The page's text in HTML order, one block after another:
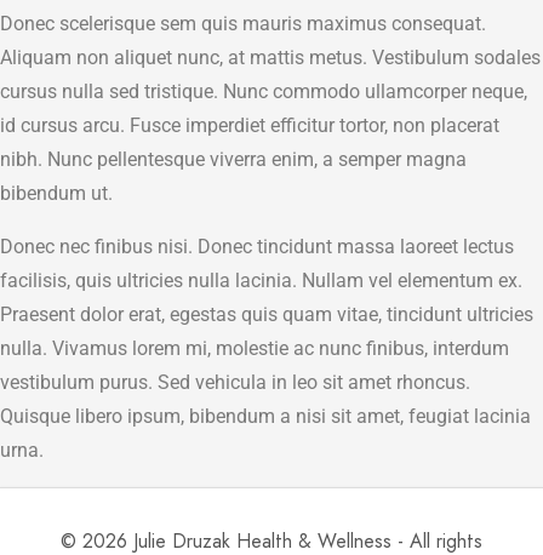
Donec scelerisque sem quis mauris maximus consequat.
Aliquam non aliquet nunc, at mattis metus. Vestibulum sodales
cursus nulla sed tristique. Nunc commodo ullamcorper neque,
id cursus arcu. Fusce imperdiet efficitur tortor, non placerat
nibh. Nunc pellentesque viverra enim, a semper magna
bibendum ut.
Donec nec finibus nisi. Donec tincidunt massa laoreet lectus
facilisis, quis ultricies nulla lacinia. Nullam vel elementum ex.
Praesent dolor erat, egestas quis quam vitae, tincidunt ultricies
nulla. Vivamus lorem mi, molestie ac nunc finibus, interdum
vestibulum purus. Sed vehicula in leo sit amet rhoncus.
Quisque libero ipsum, bibendum a nisi sit amet, feugiat lacinia
urna.
© 2026 Julie Druzak Health & Wellness - All rights